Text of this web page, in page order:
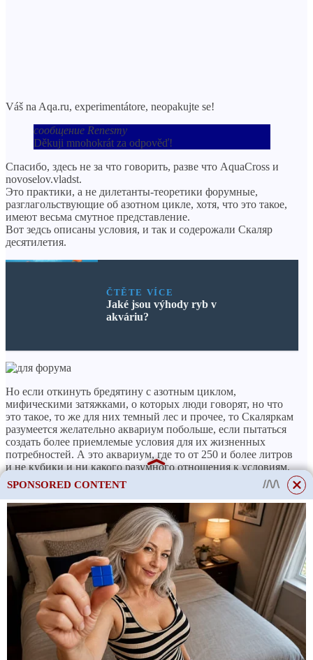
Váš na Aqa.ru, experimentátore, neopakujte se!
сообщение Renesmy
Děkuji mnohokrát za odpověď!
Спасибо, здесь не за что говорить, разве что AquaCross и
novoselov.vladst.
Это практики, а не дилетанты-теоретики форумные,
разглагольствующие об азотном цикле, хотя, что это такое,
имеют весьма смутное представление.
Вот зедсь описаны условия, и так и содерожали Скаляр
десятилетия.
ČTĚTE VÍCE
Jaké jsou výhody ryb v
akváriu?
Но если откинуть бредятину с азотным циклом,
мифическими затяжками, о которых люди говорят, но что
это такое, то же для них темный лес и прочее, то Скаляркам
разумеется желательно аквариум побольше, если пытаться
создать более приемлемые условия для их жизненных
потребностей. А это аквариум, где то от 250 и более литров
и не кубики и ни какого разумного отношения к условиям,
бреда типа на пару 200 литров или сколько там, не имеет.
От себя скажу, что 60 литров если ве по уму, то вообще не
для тех рыб, которые Вы завели. Ваш аквариум для мелкоты,
типа харацинки, разбавленой Ляльками или мелкой
барбусни.
Что касается кормов, то все эти минуты, это тот же бред,
особенно с сухарями. Это можно определить только
опытным путем. Кинули, подождали, съели, кинули еще,
съели и хватит. Не забывайте что сухари могут разбухать в
желудках, кишечнике. микрофлоры на всю эту разбухшую
массу не хватит, от сюда заболевания жкт, со всеми
вытикающими последствиями.
Что касается живыхмороженых кормов, то вообще не
слушайте бредятину о страшилках. Кто кормит
исключительно ими и различными, у того рыба вообще не
SPONSORED CONTENT